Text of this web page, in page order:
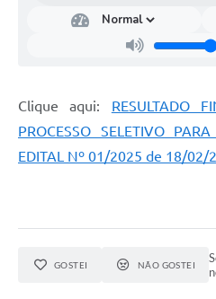
Clique aqui: RESULTADO
PROCESSO SELETIVO
EDITAL Nº 01/2025 de 18/02/
GOSTEI NÃO GOSTEI